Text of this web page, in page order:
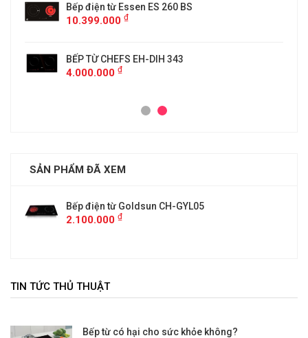
Bếp điện từ Essen ES 260 BS
10.399.000 ₫
BẾP TỪ CHEFS EH-DIH 343
4.000.000 ₫
SẢN PHẨM ĐÃ XEM
Bếp điện từ Goldsun CH-GYL05
2.100.000 ₫
TIN TỨC THỦ THUẬT
Bếp từ có hại cho sức khỏe không?